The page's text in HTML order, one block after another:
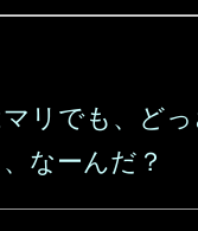
リでも、どっ
なーんだ？